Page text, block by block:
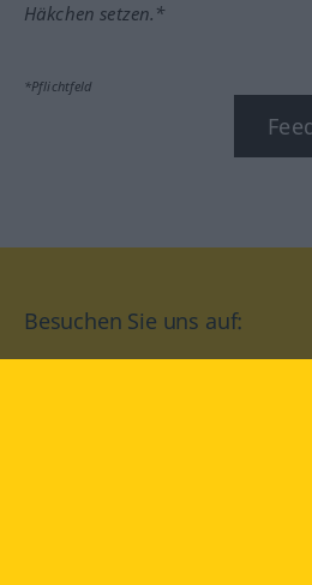
Häkchen setzen.*
*Pflichtfeld
Besuchen Sie uns auf: